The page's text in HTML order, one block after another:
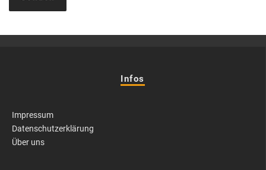
Infos
Impressum
Datenschutzerklärung
Über uns